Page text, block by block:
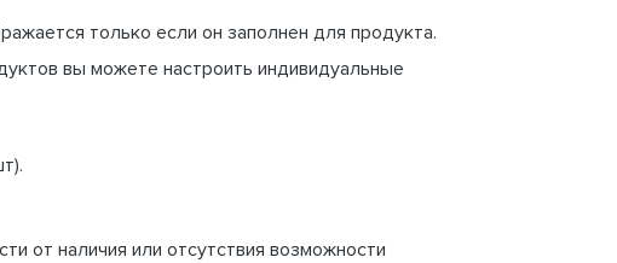
только если он заполнен для продукта.
вы можете настроить индивидуальные
от наличия или отсутствия возможности